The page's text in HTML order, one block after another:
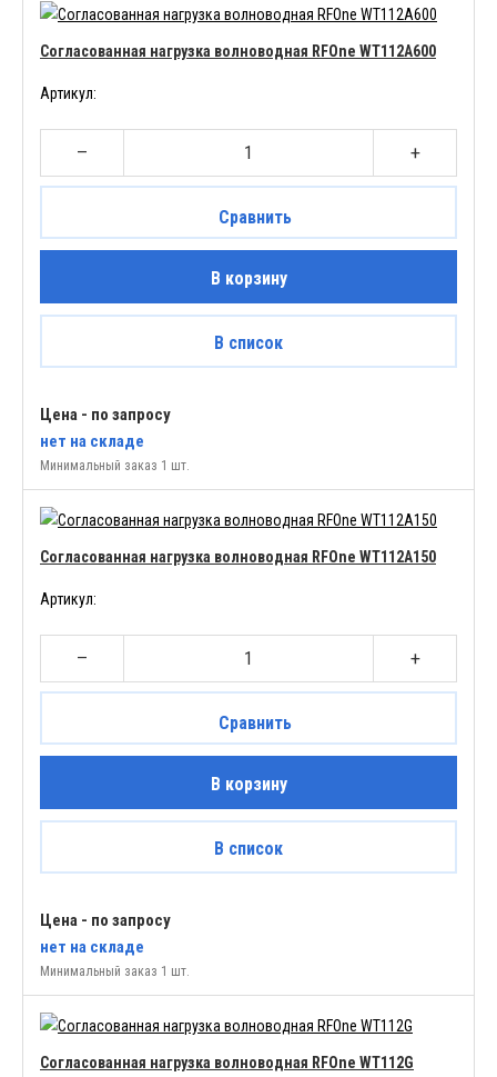
Согласованная нагрузка волноводная RFOne WT112A600
Артикул:
– +
Минимальный заказ 1 шт.
Сравнить
В корзину
В список
Цена - по запросу
нет на складе
Согласованная нагрузка волноводная RFOne WT112A150
Артикул:
– +
Минимальный заказ 1 шт.
Сравнить
В корзину
В список
Цена - по запросу
нет на складе
Согласованная нагрузка волноводная RFOne WT112G